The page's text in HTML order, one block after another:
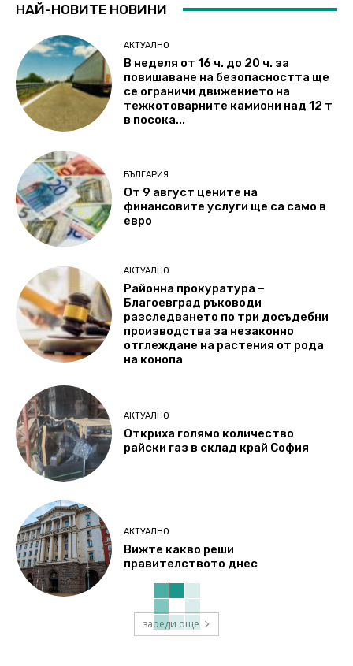
НАЙ-НОВИТЕ НОВИНИ
АКТУАЛНО
В неделя от 16 ч. до 20 ч. за
повишаване на безопасността ще
се ограничи движението на
тежкотоварните камиони над 12 т
в посока...
БЪЛГАРИЯ
От 9 август цените на
финансовите услуги ще са само в
евро
АКТУАЛНО
Районна прокуратура –
Благоевград ръководи
разследването по три досъдебни
производства за незаконно
отглеждане на растения от рода
на конопа
АКТУАЛНО
Откриха голямо количество
райски газ в склад край София
АКТУАЛНО
Вижте какво реши
правителството днес
зареди още